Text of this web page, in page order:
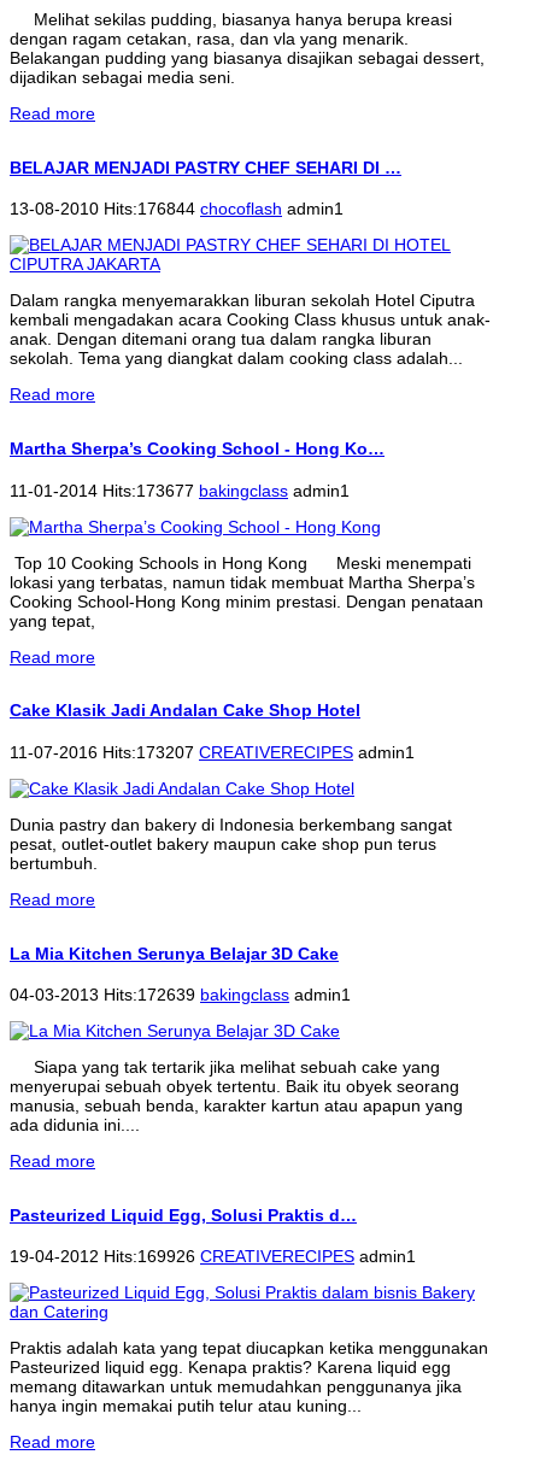
Melihat sekilas pudding, biasanya hanya berupa kreasi
dengan ragam cetakan, rasa, dan vla yang menarik.
Belakangan pudding yang biasanya disajikan sebagai dessert,
dijadikan sebagai media seni.
Read more
BELAJAR MENJADI PASTRY CHEF SEHARI DI …
13-08-2010 Hits:176844 chocoflash admin1
Dalam rangka menyemarakkan liburan sekolah Hotel Ciputra
kembali mengadakan acara Cooking Class khusus untuk anak-
anak. Dengan ditemani orang tua dalam rangka liburan
sekolah. Tema yang diangkat dalam cooking class adalah...
Read more
Martha Sherpa’s Cooking School - Hong Ko…
11-01-2014 Hits:173677 bakingclass admin1
Top 10 Cooking Schools in Hong Kong Meski menempati
lokasi yang terbatas, namun tidak membuat Martha Sherpa’s
Cooking School-Hong Kong minim prestasi. Dengan penataan
yang tepat,
Read more
Cake Klasik Jadi Andalan Cake Shop Hotel
11-07-2016 Hits:173207 CREATIVERECIPES admin1
Dunia pastry dan bakery di Indonesia berkembang sangat
pesat, outlet-outlet bakery maupun cake shop pun terus
bertumbuh.
Read more
La Mia Kitchen Serunya Belajar 3D Cake
04-03-2013 Hits:172639 bakingclass admin1
Siapa yang tak tertarik jika melihat sebuah cake yang
menyerupai sebuah obyek tertentu. Baik itu obyek seorang
manusia, sebuah benda, karakter kartun atau apapun yang
ada didunia ini....
Read more
Pasteurized Liquid Egg, Solusi Praktis d…
19-04-2012 Hits:169926 CREATIVERECIPES admin1
Praktis adalah kata yang tepat diucapkan ketika menggunakan
Pasteurized liquid egg. Kenapa praktis? Karena liquid egg
memang ditawarkan untuk memudahkan penggunanya jika
hanya ingin memakai putih telur atau kuning...
Read more